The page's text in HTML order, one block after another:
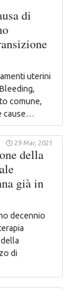
di
uterini
comune,
cause…
29 Mar, 2021
della
già in
decennio
di